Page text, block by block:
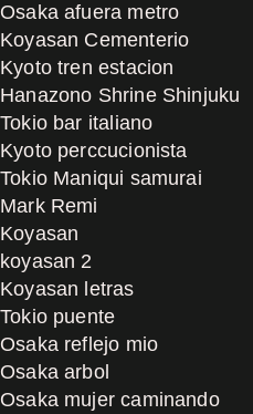
Osaka afuera metro
Koyasan Cementerio
Kyoto tren estacion
Hanazono Shrine Shinjuku
Tokio bar italiano
Kyoto perccucionista
Tokio Maniqui samurai
Mark Remi
Koyasan
koyasan 2
Koyasan letras
Tokio puente
Osaka reflejo mio
Osaka arbol
Osaka mujer caminando